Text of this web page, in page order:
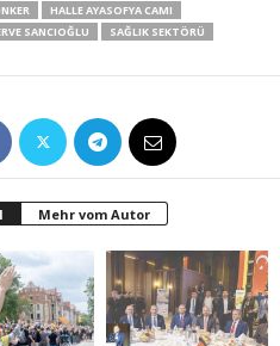
HALLE AYASOFYA CAMI
SANCIOĞLU
SAĞLIK SEKTÖRÜ
Mehr vom Autor